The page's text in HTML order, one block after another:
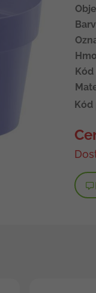
Kód
Kód